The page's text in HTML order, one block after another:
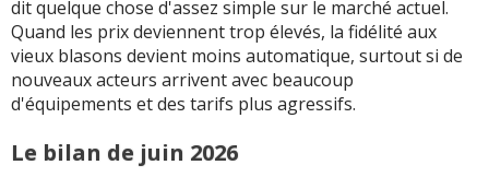
dit quelque chose d'assez simple sur le marché actuel.
Quand les prix deviennent trop élevés, la fidélité aux
vieux blasons devient moins automatique, surtout si de
nouveaux acteurs arrivent avec beaucoup
d'équipements et des tarifs plus agressifs.
Le bilan de juin 2026